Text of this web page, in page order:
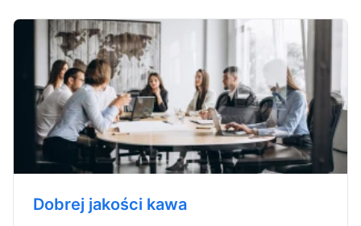
Dobrej jakości kawa